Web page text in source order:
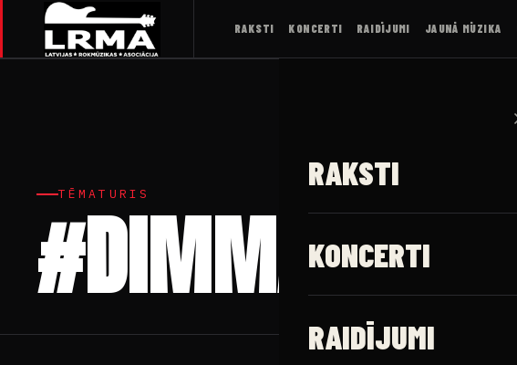
RAKSTI KONCERTI RAIDĪJUMI JAUNĀ MŪZIKA
RAKSTI
KONCERTI
RAIDĪJUMI
TĒMATURIS
#DIMMAN